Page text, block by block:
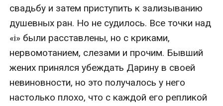
свадьбу и затем приступить к зализыванию
душевных ран. Но не судилось. Все точки над
«i» были расставлены, но с криками,
нервомотанием, слезами и прочим. Бывший
жених принялся убеждать Дарину в своей
невиновности, но это получалось у него
настолько плохо, что с каждой его репликой